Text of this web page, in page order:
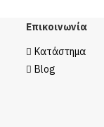
Επικοινωνία
Κατάστημα
Blog